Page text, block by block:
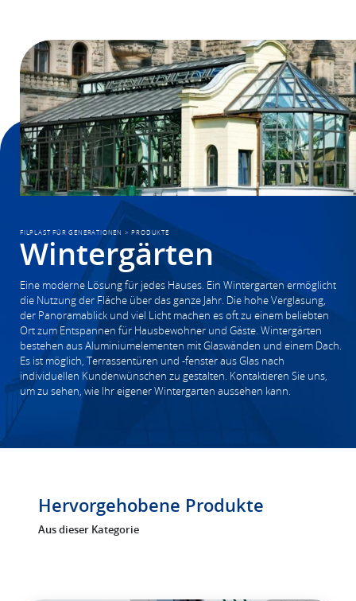
FILPLAST FÜR GENERATIONEN >PRODUKTE
Wintergärten
Eine moderne Lösung für jedes Hauses. Ein Wintergarten ermöglicht
die Nutzung der Fläche über das ganze Jahr. Die hohe Verglasung,
der Panoramablick und viel Licht machen es oft zu einem beliebten
Ort zum Entspannen für Hausbewohner und Gäste. Wintergärten
bestehen aus Aluminiumelementen mit Glaswänden und einem Dach.
Es ist möglich, Terrassentüren und -fenster aus Glas nach
individuellen Kundenwünschen zu gestalten. Kontaktieren Sie uns,
um zu sehen, wie Ihr eigener Wintergarten aussehen kann.
Hervorgehobene Produkte
Aus dieser Kategorie